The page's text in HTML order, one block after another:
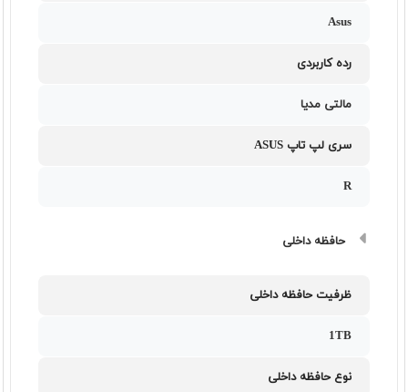
Asus
رده کاربردی
مالتی مدیا
سری لپ تاپ ASUS
R
حافظه داخلی
ظرفیت حافظه داخلی
1TB
نوع حافظه داخلی